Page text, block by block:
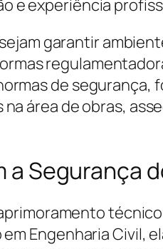
e experiência
garantir
de segurança,
área de obras,
Segurança
Engenharia Civil,